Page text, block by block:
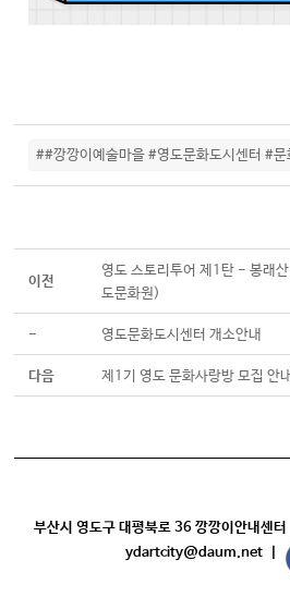
##깡깡이예술마을 #영도문화도시센터 #문
이전
영도 스토리투어 제1탄 - 봉래
도문화원)
- 영도문화도시센터 개소안내
다음 제1기 영도 문화사랑방 모집 안내
부산시 영도구 대평북로 36 깡깡이안내
ydartcity@daum.net |